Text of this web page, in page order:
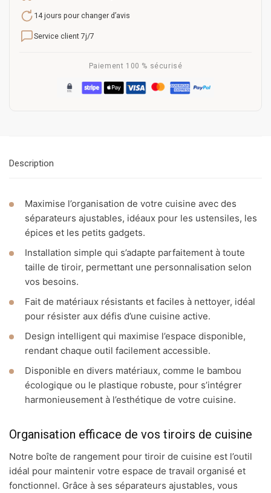
14 jours pour changer d’avis
Service client 7j/7
Paiement 100 % sécurisé
Description
Maximise l’organisation de votre cuisine avec des
séparateurs ajustables, idéaux pour les ustensiles, les
épices et les petits gadgets.
Installation simple qui s’adapte parfaitement à toute
taille de tiroir, permettant une personnalisation selon
vos besoins.
Fait de matériaux résistants et faciles à nettoyer, idéal
pour résister aux défis d’une cuisine active.
Design intelligent qui maximise l’espace disponible,
rendant chaque outil facilement accessible.
Disponible en divers matériaux, comme le bambou
écologique ou le plastique robuste, pour s’intégrer
harmonieusement à l’esthétique de votre cuisine.
Organisation efficace de vos tiroirs de cuisine
Notre boîte de rangement pour tiroir de cuisine est l’outil
idéal pour maintenir votre espace de travail organisé et
fonctionnel. Grâce à ses séparateurs ajustables, vous